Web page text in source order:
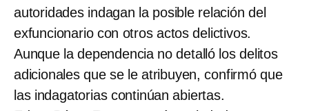
autoridades indagan la posible relación del
exfuncionario con otros actos delictivos.
Aunque la dependencia no detalló los delitos
adicionales que se le atribuyen, confirmó que
las indagatorias continúan abiertas.